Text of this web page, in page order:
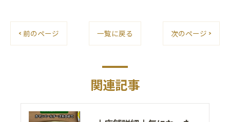
< 前のページ 一覧に戻る 次のページ >
関連記事